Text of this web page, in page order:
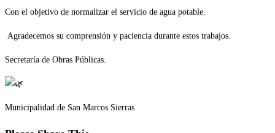
Con el objetivo de normalizar el servicio de agua potable.
Agradecemos su comprensión y paciencia durante estos trabajos.
Secretaría de Obras Públicas.
Municipalidad de San Marcos Sierras